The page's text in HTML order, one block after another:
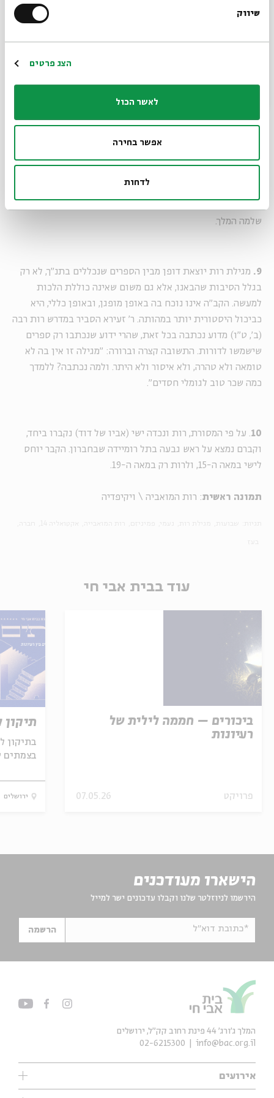
שיווק
הצג פרטים
לאשר הכול
אפשר בחירה
לדחות
חרבו בבית המדרש והכריז: "כל מי שאינו שומע הלכה זו ידקר
בחרב, כך מקובלני מבית דינו של שמואל הרמתי: עמוני - ולא
עמונית, מואבי - ולא מואבית".
לא פחות מאשר נסיכה - בתו של עגלון, מלך מואב. היא לא
התרשמה מהמעמד שלו זכתה מאז ילדותה והחליטה להידבק
שלמה המלך.
9.
מגילת רות יוצאת דופן מבין הספרים שנכללים בתנ"ך, לא רק
בגלל הסיבות שהבאנו, אלא גם משום שאינה כוללת הלכות
למעשה. הקב"ה אינו נוכח בה באופן מופגן, ובאופן כללי, היא
כביכול היסטורית יותר במהותה. ר' זעירא הסביר במדרש רות רבה
(ב', ט"ו) מדוע נכתבה בכל זאת, שהרי ידוע שנכתבו רק ספרים
שישמשו לדורות. התשובה קצרה וברורה: "מגילה זו אין בה לא
טומאה ולא טהרה, ולא איסור ולא היתר. ולמה נכתבה? ללמדך
כמה שכר טוב לגומלי חסדים".
10 . על פי המסורת, רות ונכדה ישי (אביו של דוד) נקברו ביחד,
וקברם נמצא על ראש גבעה בתל רומיידה שבחברון. הקבר יוחס
לישי במאה ה-15, ולרות רק במאה ה-19.
תמונה ראשית: רות המואביה \ ויקיפדיה
עוד בבית אבי חי
ביכורים – חממה לילית של
רעיונות
פרויקט 07.05.26
תיקון
בתיקון
בצמתים
ירושלים
הישארו מעודכנים
הירשמו לניוזלטר שלנו וקבלו עדכונים ישר למייל
*כתובת דוא"ל הרשמה
אירועים
עיון
המלך ג'ורג' 44 פינת רחוב קק״ל, ירושלים
info@bac.org.il
02-6215300